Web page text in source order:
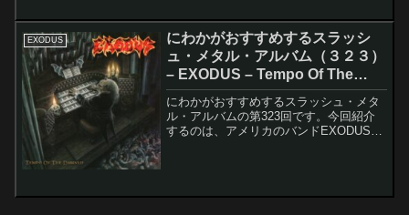
EXODUS
にわかがおすすめするスラッシ
ュ・メタル・アルバム（３２３）
– EXODUS – Tempo Of The
Damned
にわかがおすすめするスラッシュ・メタ
ル・アルバムの第323回です。今回紹介
するのは、アメリカのバンドEXODUSの